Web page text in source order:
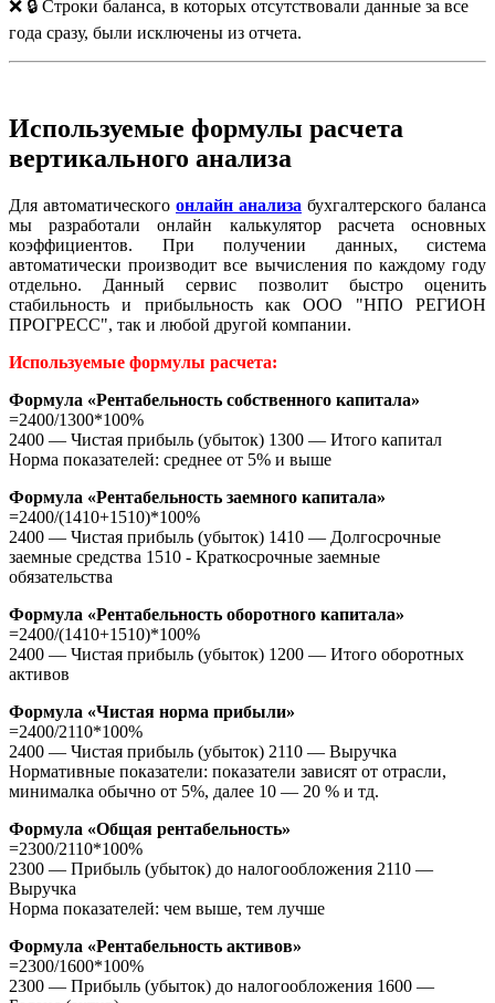
❌ 🔒 Строки баланса, в которых отсутствовали данные за все
года сразу, были исключены из отчета.
Используемые формулы расчета
вертикального анализа
Для автоматического онлайн анализа бухгалтерского баланса
мы разработали онлайн калькулятор расчета основных
коэффициентов. При получении данных, система
автоматически производит все вычисления по каждому году
отдельно. Данный сервис позволит быстро оценить
стабильность и прибыльность как ООО "НПО РЕГИОН
ПРОГРЕСС", так и любой другой компании.
Используемые формулы расчета:
Формула «Рентабельность собственного капитала»
=2400/1300*100%
2400 — Чистая прибыль (убыток) 1300 — Итого капитал
Норма показателей: среднее от 5% и выше
Формула «Рентабельность заемного капитала»
=2400/(1410+1510)*100%
2400 — Чистая прибыль (убыток) 1410 — Долгосрочные
заемные средства 1510 - Краткосрочные заемные
обязательства
Формула «Рентабельность оборотного капитала»
=2400/(1410+1510)*100%
2400 — Чистая прибыль (убыток) 1200 — Итого оборотных
активов
Формула «Чистая норма прибыли»
=2400/2110*100%
2400 — Чистая прибыль (убыток) 2110 — Выручка
Нормативные показатели: показатели зависят от отрасли,
минималка обычно от 5%, далее 10 — 20 % и тд.
Формула «Общая рентабельность»
=2300/2110*100%
2300 — Прибыль (убыток) до налогообложения 2110 —
Выручка
Норма показателей: чем выше, тем лучше
Формула «Рентабельность активов»
=2300/1600*100%
2300 — Прибыль (убыток) до налогообложения 1600 —